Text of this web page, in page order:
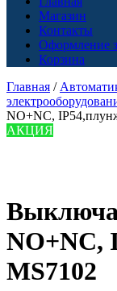
Магазин
Контакты
Оформление
Корзина
Главная /
NO+NC,
АКЦИЯ
NO+NC,
MS7102